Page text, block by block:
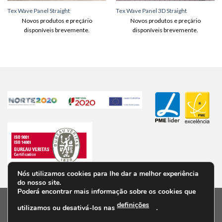
Tex Wave Panel Straight
Novos produtos e preçário
disponíveis brevemente.
Tex Wave Panel 3D Straight
Novos produtos e preçário
disponíveis brevemente.
Nós utilizamos cookies para lhe dar a melhor experiência
do nosso site.
Poderá encontrar mais informação sobre os cookies que
utilizamos ou desativá-los nas definições .